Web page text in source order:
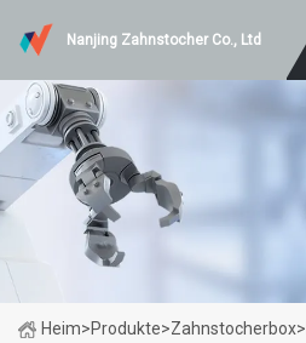
Nanjing Zahnstocher Co., Ltd
Heim>Produkte>Zahnstocherbox>